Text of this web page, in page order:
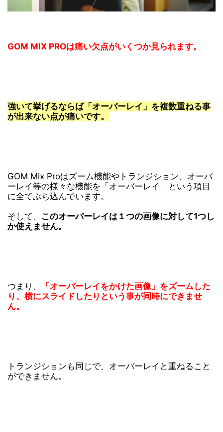
GOM MIX PROは痛い欠点がいくつか見られます。
強いて挙げるならば「オーバーレイ」を複数重ねる事
が出来ない点が痛いです。
GOM Mix Proはズーム機能やトランジション、オーバ
ーレイ等の様々な機能を 「オーバーレイ」という項目
に全てぶち込んでいます。
そして、 このオーバーレイは１つの画像に対して1つし
か使えません。
つまり、
「オーバーレイをかけた画像」をズームした
り、 横にスライドしたり という事が同時にできませ
ん。
トランジションも同じで、オーバーレイと重ねること
ができません。